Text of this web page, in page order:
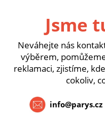
Jsme
Neváhejte nás
výběrem,
reklamaci, zjistíme,
cokoliv,
info@parys.cz